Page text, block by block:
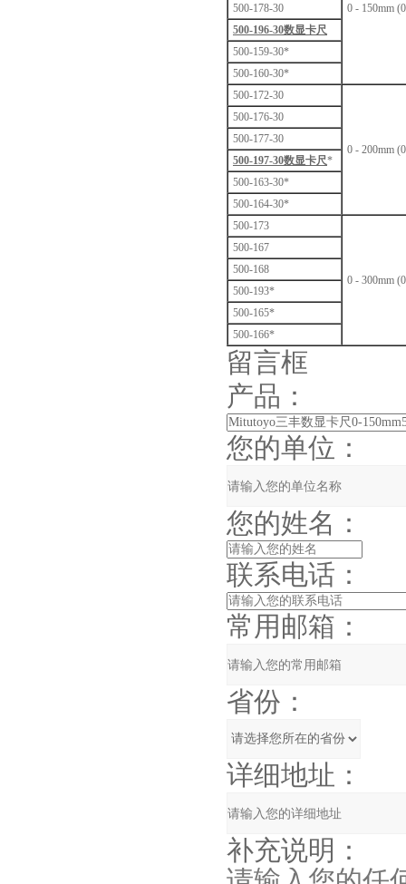
0 - 150mm
500-178-30
500-196-30数显卡尺
500-159-30*
500-160-30*
500-172-30
0 - 200mm
500-176-30
500-177-30
500-197-30数显卡尺*
500-163-30*
500-164-30*
500-173
0 - 300mm
500-167
500-168
500-193*
500-165*
500-166*
留言框
产品：
您的单位：
您的姓名：
联系电话：
常用邮箱：
省份：
详细地址：
补充说明：